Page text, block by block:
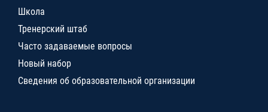
Школа
Тренерский штаб
Часто задаваемые вопросы
Новый набор
Сведения об образовательной организации